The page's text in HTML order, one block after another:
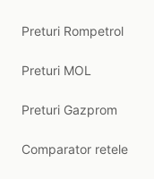
Preturi Rompetrol
Preturi MOL
Preturi Gazprom
Comparator retele